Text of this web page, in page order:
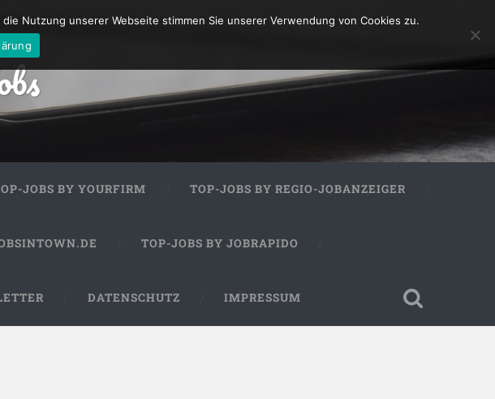
JOBS BY YOURFIRM TOP-JOBS BY REGIO-JOBANZEIGER
TOP-JOBS BY JOBRAPIDO
DATENSCHUTZ IMPRESSUM
Nutzung unserer Webseite stimmen Sie unserer Verwendung von Cookies zu.